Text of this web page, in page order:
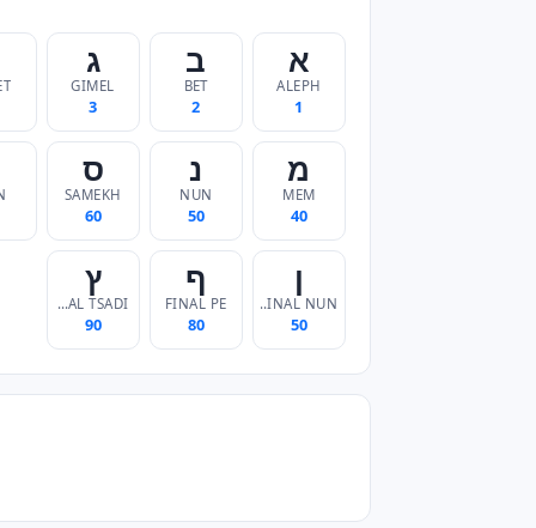
א
ALEPH
1
ב
BET
2
ג
GIMEL
3
מ
MEM
40
נ
NUN
50
ס
SAMEKH
60
ן
FINAL NUN
50
ף
FINAL PE
80
ץ
FINAL TSADI
90